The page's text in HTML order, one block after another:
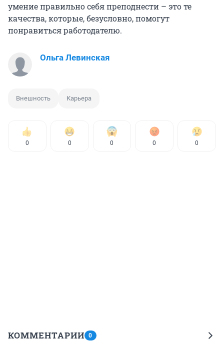
умение правильно себя преподнести – это те
качества, которые, безусловно, помогут
понравиться работодателю.
Ольга Левинская
Внешность Карьера
0 0 0 0 0
КОММЕНТАРИИ 0